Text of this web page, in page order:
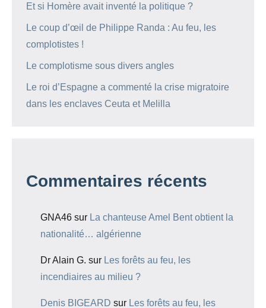
Et si Homère avait inventé la politique ?
Le coup d’œil de Philippe Randa : Au feu, les
complotistes !
Le complotisme sous divers angles
Le roi d’Espagne a commenté la crise migratoire
dans les enclaves Ceuta et Melilla
Commentaires récents
GNA46 sur La chanteuse Amel Bent obtient la
nationalité… algérienne
Dr Alain G. sur Les forêts au feu, les
incendiaires au milieu ?
Denis BIGEARD sur Les forêts au feu, les